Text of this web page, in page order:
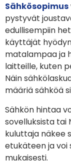
Sähkösopimus
pystyvät
edullisempiin
käyttäjät
matalampaa ja
laitteille, kuten
Näin
määriä sähköä
Sähkön hintaa
sovelluksista tai
kuluttaja näkee
etukäteen ja voi
mukaisesti.